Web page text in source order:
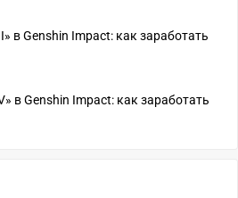
в Genshin Impact: как заработать
в Genshin Impact: как заработать